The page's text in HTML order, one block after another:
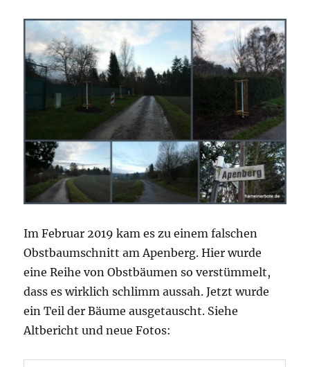
Im Februar 2019 kam es zu einem falschen
Obstbaumschnitt am Apenberg. Hier wurde
eine Reihe von Obstbäumen so verstümmelt,
dass es wirklich schlimm aussah. Jetzt wurde
ein Teil der Bäume ausgetauscht. Siehe
Altbericht und neue Fotos: